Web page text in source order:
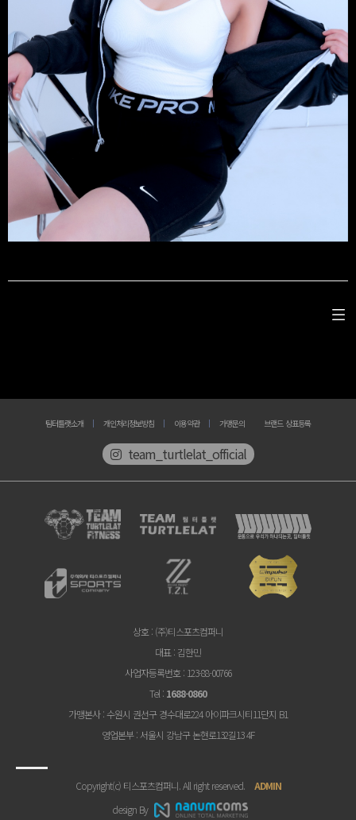
팀터틀랫소개 개인처리정보방침 이용약관 가맹문의 브랜드 상표등록
team_turtlelat_official
상호 : (주)티스포츠컴퍼니
대표 : 김한민
사업자등록번호 : 123-88-00766
Tel : 1688-0860
가맹본사: 수원시 권선구 경수대로224 아이파크시티11단지 B1
영업본부: 서울시 강남구 논현로132길13 4F
Copyright(c) 티스포츠컴퍼니. All right reserved. ADMIN
design By